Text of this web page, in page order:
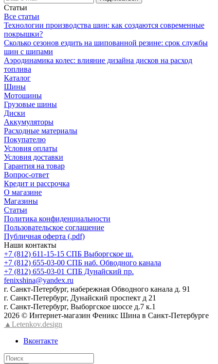
Статьи
Все статьи
Технологии производства шин: как создаются современные
покрышки?
Сколько сезонов ездить на шипованной резине: срок службы
шин с шипами
Аэродинамика колес: влияние дизайна дисков на расход
топлива
Каталог
Шины
Мотошины
Грузовые шины
Диски
Аккумуляторы
Расходные материалы
Покупателю
Условия оплаты
Условия доставки
Гарантия на товар
Вопрос-ответ
Кредит и рассрочка
О магазине
Магазины
Статьи
Политика конфиденциальности
Пользовательское соглашение
Публичная оферта (.pdf)
Наши контакты
+7 (812) 611-15-15 СПБ Выборгское ш.
+7 (812) 655-03-00 СПБ наб. Обводного канала
+7 (812) 655-03-01 СПБ Дунайский пр.
fenixshina@yandex.ru
г. Санкт-Петербург, набережная Обводного канала д. 91
г. Санкт-Петербург, Дунайский проспект д 21
г. Санкт-Петербург, Выборгское шоссе д.7 к.1
2026 © Интернет-магазин Феникс Шина в Санкт-Петербурге
▲Letenkov.design
Вконтакте